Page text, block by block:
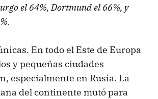
el 64%, Dortmund el 66%, y
En todo el Este de Europa
y pequeñas ciudades
especialmente en Rusia. La
del continente mutó para